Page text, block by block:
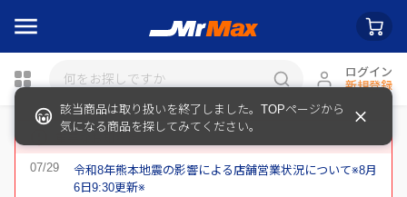
ログイン
新規登録
令和8年熊本地震の影響による店舗営業状況について※8月
6日9:30更新※
該当商品は取り扱いを終了しました。TOPページから
気になる商品を探してみてください。